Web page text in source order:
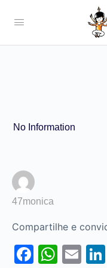
No Information
47monica
Compartilhe e